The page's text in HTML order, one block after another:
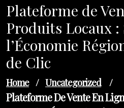
Plateforme de
Produits Locaux
l’Économie
de Clic
Home / Uncategorized /
Plateforme De Vente En